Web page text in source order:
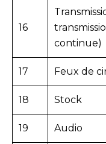
16
continue)
17 Feux de
18 Stock
19 Audio